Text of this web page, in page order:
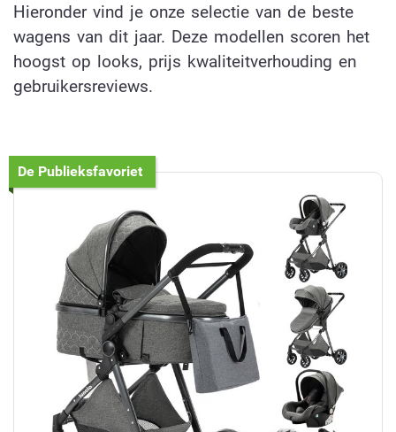
Hieronder vind je onze selectie van de beste
wagens van dit jaar. Deze modellen scoren het
hoogst op looks, prijs kwaliteitverhouding en
gebruikersreviews.
De Publieksfavoriet